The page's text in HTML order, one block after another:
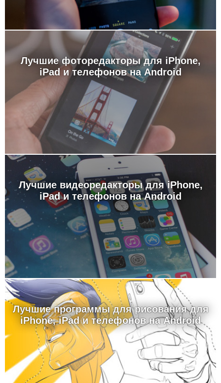
Лучшие фоторедакторы для iPhone,
iPad и телефонов на Android
Лучшие видеоредакторы для iPhone,
iPad и телефонов на Android
Лучшие программы для рисования для
iPhone, iPad и телефонов на Android